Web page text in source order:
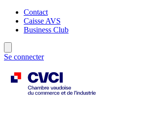
Contact
Caisse AVS
Business Club
Se connecter